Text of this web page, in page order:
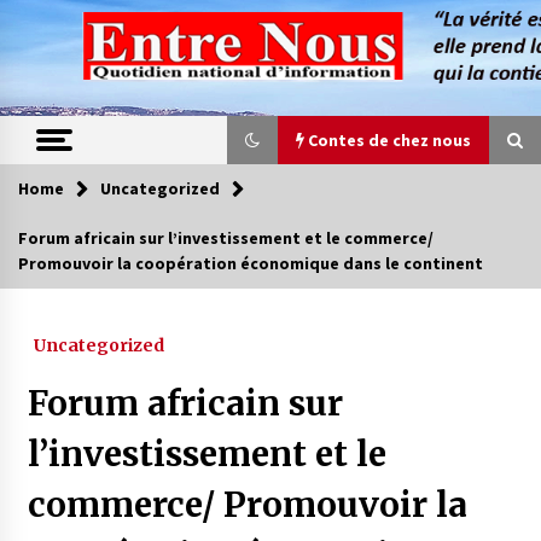
content
Contes de chez nous
Contes de chez nous
Quand la mère n’est plus là (17e partie)
Magie de sorcier
4 ans ago
Oum el Gaïla / L’ogresse du M’zab
4 ans ago
Home Uncategorized
Forum africain sur l’investissement et le commerce/
Promouvoir la coopération économique dans le continent
Uncategorized
Forum africain sur
l’investissement et le
commerce/ Promouvoir la